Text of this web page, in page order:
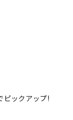
ピックアップ!